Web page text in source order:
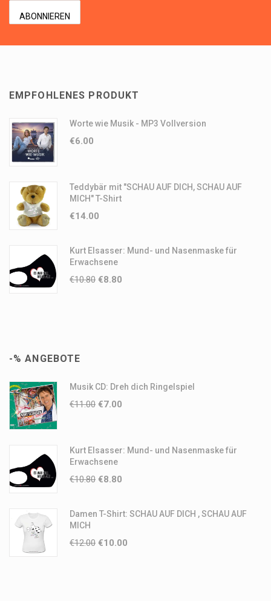
EMPFOHLENES PRODUKT
Worte wie Musik - MP3 Vollversion
€6.00
Teddybär mit "SCHAU AUF DICH, SCHAU AUF
MICH" T-Shirt
€14.00
Kurt Elsasser: Mund- und Nasenmaske für
Erwachsene
€10.80 €8.80
-% ANGEBOTE
Musik CD: Dreh dich Ringelspiel
€11.00 €7.00
Kurt Elsasser: Mund- und Nasenmaske für
Erwachsene
€10.80 €8.80
Damen T-Shirt: SCHAU AUF DICH , SCHAU AUF
MICH
€12.00 €10.00